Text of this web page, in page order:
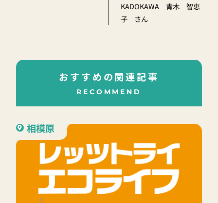
KADOKAWA 青木 智恵
子 さん
おすすめの関連記事
RECOMMEND
相模原